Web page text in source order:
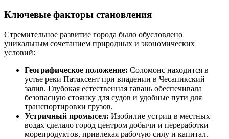
Ключевые факторы становления
Стремительное развитие города было обусловлено
уникальным сочетанием природных и экономических
условий:
Географическое положение: Соломонс находится в
устье реки Патаксент при впадении в Чесапикский
залив. Глубокая естественная гавань обеспечивала
безопасную стоянку для судов и удобные пути для
транспортировки грузов.
Устричный промысел: Изобилие устриц в местных
водах сделало город центром добычи и переработки
морепродуктов, привлекая рабочую силу и капитал.